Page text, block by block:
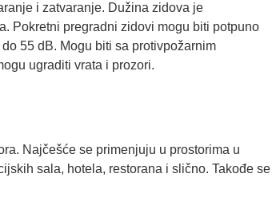
i zatvaranje. Dužina zidova je
Pokretni pregradni zidovi mogu biti potpuno
55 dB. Mogu biti sa protivpožarnim
ugraditi vrata i prozori.
Najčešće se primenjuju u prostorima u
sala, hotela, restorana i slično. Takođe se